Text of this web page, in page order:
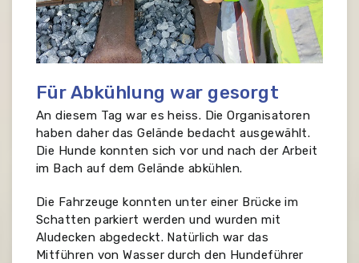
Für Abkühlung war gesorgt
An diesem Tag war es heiss. Die Organisatoren
haben daher das Gelände bedacht ausgewählt.
Die Hunde konnten sich vor und nach der Arbeit
im Bach auf dem Gelände abkühlen.
Die Fahrzeuge konnten unter einer Brücke im
Schatten parkiert werden und wurden mit
Aludecken abgedeckt. Natürlich war das
Mitführen von Wasser durch den Hundeführer